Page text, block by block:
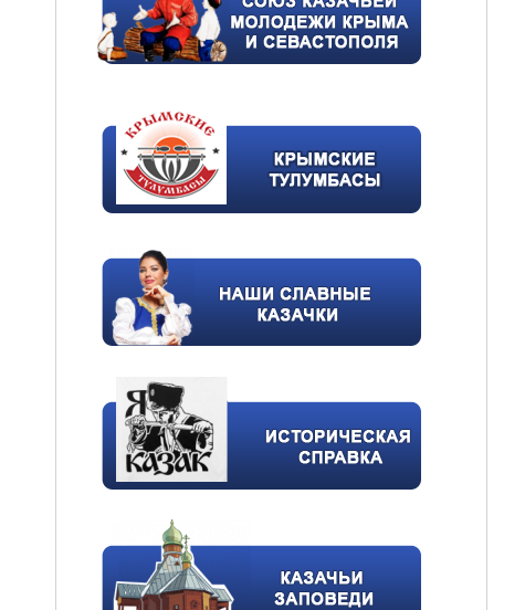
Акция «Свеча Памяти»